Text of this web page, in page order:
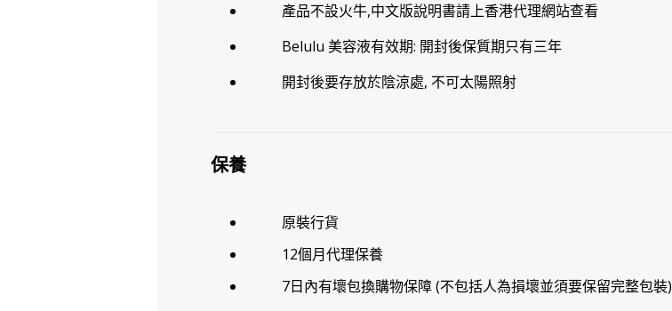
產品不設火牛,中文版說明書請上香港代理網站查看
Belulu 美容液有效期: 開封後保質期只有三年
開封後要存放於陰涼處, 不可太陽照射
保養
原裝行貨
12個月代理保養
7日內有壞包換購物保障 (不包括人為損壞並須要保留完整包裝)